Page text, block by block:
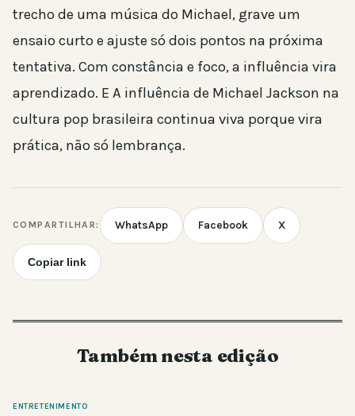
trecho de uma música do Michael, grave um
ensaio curto e ajuste só dois pontos na próxima
tentativa. Com constância e foco, a influência vira
aprendizado. E A influência de Michael Jackson na
cultura pop brasileira continua viva porque vira
prática, não só lembrança.
COMPARTILHAR: WhatsApp Facebook X
Copiar link
Também nesta edição
ENTRETENIMENTO